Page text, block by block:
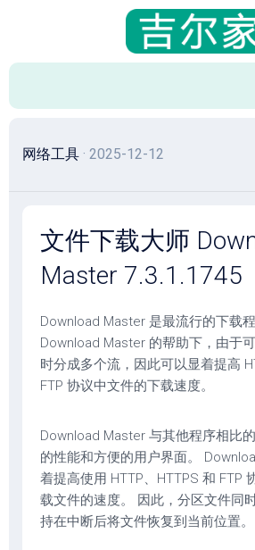
容
网络工具 · 2025-12-12
文件下载大师
Master 7.3.1.1745
Download Master 是最流行的下载
Download Master 的帮助下，由于
时分成多个流，因此可以显着提高
FTP 协议中文件的下载速度。
Download Master 与其他程序相比
的性能和方便的用户界面。
着提高使用 HTTP、HTTPS 和 FTP
载文件的速度。 因此，分区文件同
持在中断后将文件恢复到当前位置。